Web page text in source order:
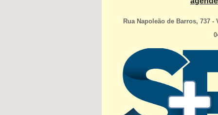
Rua Napoleão de Barros, 737